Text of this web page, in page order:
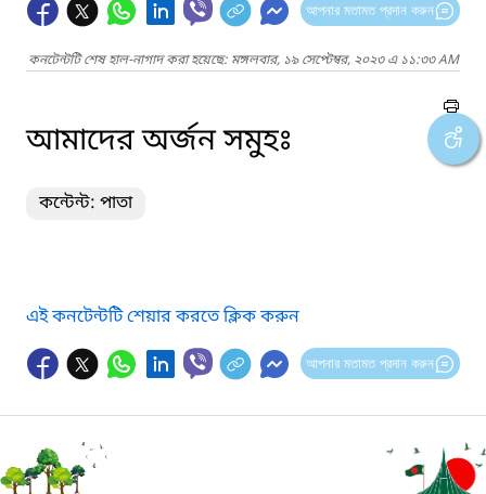
আপনার মতামত প্রদান করুন
কনটেন্টটি শেষ হাল-নাগাদ করা হয়েছে: মঙ্গলবার, ১৯ সেপ্টেম্বর, ২০২৩ এ ১১:৩৩ AM
আমাদের অর্জন সমুহঃ
কন্টেন্ট: পাতা
এই কনটেন্টটি শেয়ার করতে ক্লিক করুন
আপনার মতামত প্রদান করুন